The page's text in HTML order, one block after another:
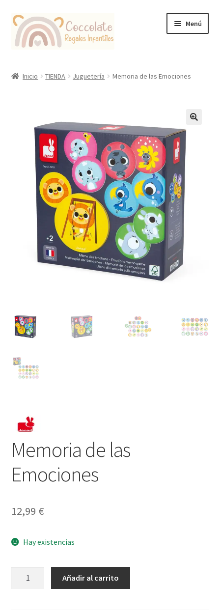
Ir
la
Ir
contenido
Menú
Inicio TIENDA Juguetería Memoria de las Emociones
Memoria de las
Emociones
12,99 €
Hay existencias
Añadir al carrito